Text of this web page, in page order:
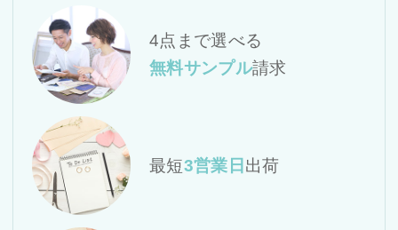
4点まで選べる
無料サンプル請求
最短3営業日 出荷